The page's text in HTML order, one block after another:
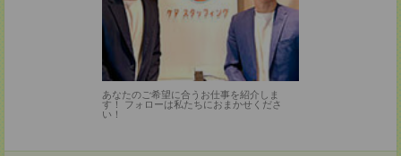
あなたのご希望に合うお仕事を紹介しま
す！ フォローは私たちにおまかせくださ
い！